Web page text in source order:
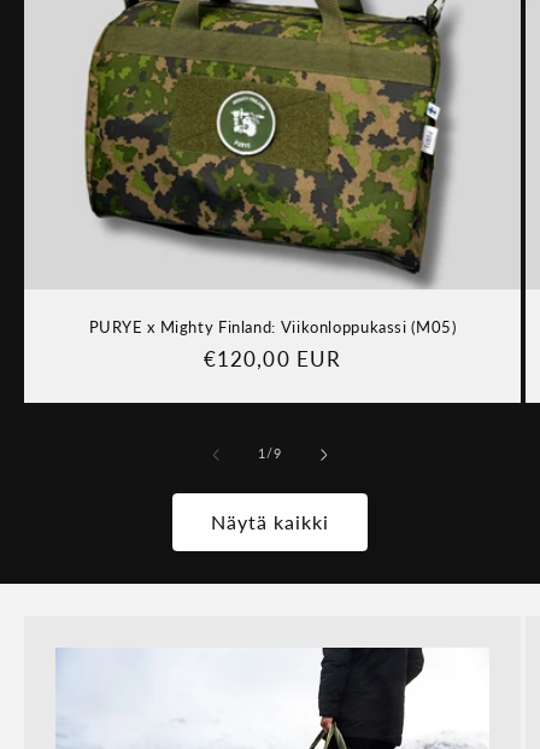
PURYE x Mighty Finland: Viikonloppukassi (M05)
Normaalihinta
€120,00 EUR
1 //9
Näytä kaikki